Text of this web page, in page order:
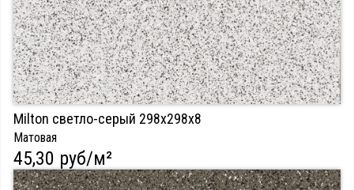
Milton светло-серый 298х298х8
Матовая
45,30 руб/м²